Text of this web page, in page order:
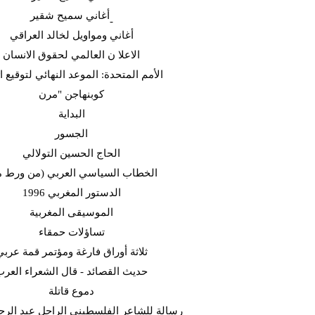
أغاني ومواويل لخالد العراقي
الاعلا ن العالمي لحقوق الانسان
الأمم المتحدة: الموعد النهائي لتوقيع
كوبنهاجن "مرن
البداية
الجسور
الحاج الحسين التولالي
(الخطاب السياسي العربي (من ورط
الدستور المغربي 1996
الموسيقى المغربية
تساؤلات حمقاء
ثلاثة أوراق فارغة ومؤتمر قمة
حديث القصائد - قال الشعراء
دموع قاتلة
رسالة للشاعر الفلسطيني الراحل عبد